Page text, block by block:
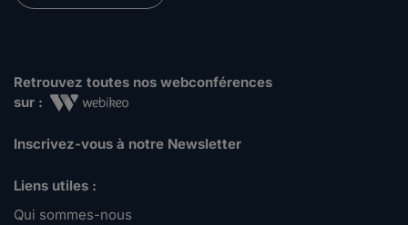
Retrouvez toutes nos webconférences
sur :
Inscrivez-vous à notre Newsletter
Liens utiles :
Qui sommes-nous